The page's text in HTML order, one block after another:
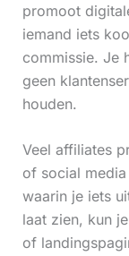
promoot
iemand iets
commissie. Je
geen
houden.
Veel affiliates
of social
waarin je iets
laat zien, kun
of